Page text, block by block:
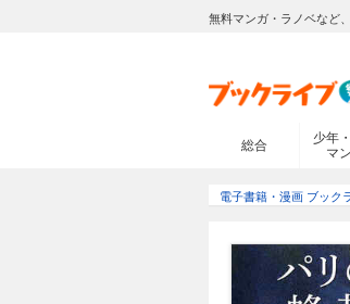
無料マンガ・ラノベなど
総合
少年
マ
電子書籍・漫画 ブック